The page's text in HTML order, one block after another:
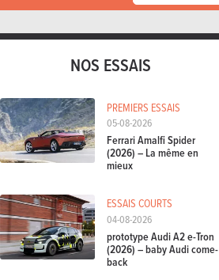
NOS ESSAIS
PREMIERS ESSAIS
05-08-2026
Ferrari Amalfi Spider
(2026) – La même en
mieux
ESSAIS COURTS
04-08-2026
prototype Audi A2 e-Tron
(2026) – baby Audi come-
back